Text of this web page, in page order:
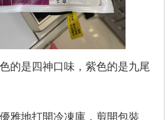
的是四神口味，紫色的是九尾
雅地打開冷凍庫，剪開包裝